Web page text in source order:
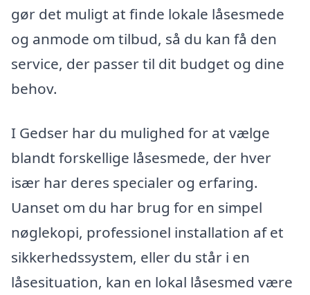
gør det muligt at finde lokale låsesmede
og anmode om tilbud, så du kan få den
service, der passer til dit budget og dine
behov.
I Gedser har du mulighed for at vælge
blandt forskellige låsesmede, der hver
især har deres specialer og erfaring.
Uanset om du har brug for en simpel
nøglekopi, professionel installation af et
sikkerhedssystem, eller du står i en
låsesituation, kan en lokal låsesmed være